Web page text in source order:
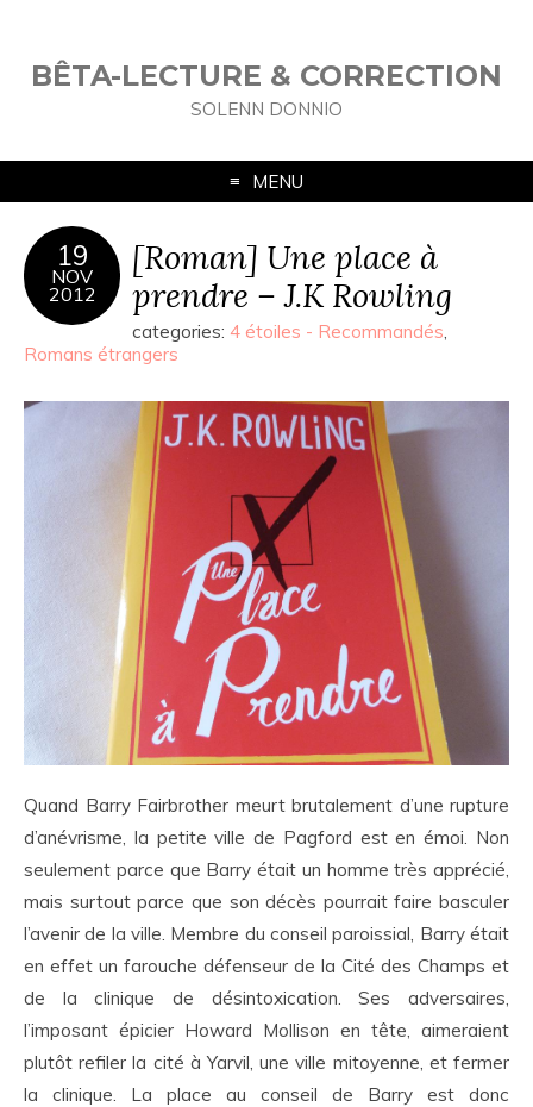
BÊTA-LECTURE & CORRECTION
SOLENN DONNIO
MENU
19
NOV
2012
[Roman] Une place à
prendre – J.K Rowling
categories: 4 étoiles - Recommandés,
Romans étrangers
Quand Barry Fairbrother meurt brutalement d’une rupture
d’anévrisme, la petite ville de Pagford est en émoi. Non
seulement parce que Barry était un homme très apprécié,
mais surtout parce que son décès pourrait faire basculer
l’avenir de la ville. Membre du conseil paroissial, Barry était
en effet un farouche défenseur de la Cité des Champs et
de la clinique de désintoxication. Ses adversaires,
l’imposant épicier Howard Mollison en tête, aimeraient
plutôt refiler la cité à Yarvil, une ville mitoyenne, et fermer
la clinique. La place au conseil de Barry est donc